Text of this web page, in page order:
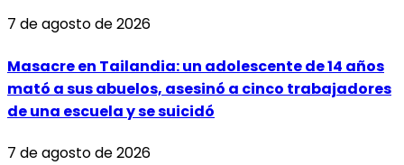
7 de agosto de 2026
Masacre en Tailandia: un adolescente de 14 años
mató a sus abuelos, asesinó a cinco trabajadores
de una escuela y se suicidó
7 de agosto de 2026